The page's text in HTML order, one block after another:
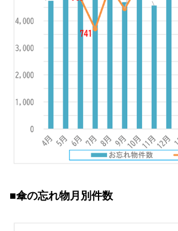
■傘の忘れ物月別件数